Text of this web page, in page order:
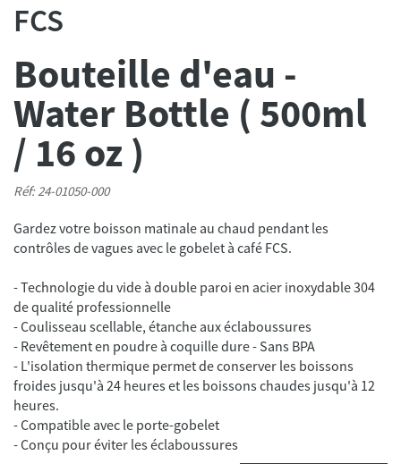
FCS
Bouteille d'eau -
Water Bottle ( 500ml
/ 16 oz )
Réf: 24-01050-000
Gardez votre boisson matinale au chaud pendant les
- Technologie du vide à double paroi en acier inoxydable 304
de qualité professionnelle
- Coulisseau scellable, étanche aux éclaboussures
- Revêtement en poudre à coquille dure - Sans BPA
- L'isolation thermique permet de conserver les boissons
froides jusqu'à 24 heures et les boissons chaudes jusqu'à 12
heures.
- Compatible avec le porte-gobelet
- Conçu pour éviter les éclaboussures